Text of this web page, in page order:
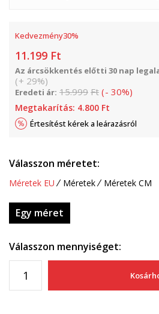
Kedvezmény30%
11.199 Ft
Az árcsökkentés előtti 30 nap
(+ 29%)
Eredeti ár: 15.999 Ft (- 30%)
Megtakarítás: 4.800 Ft
Értesítést kérek a leárazásról
Válasszon méretet:
Méretek EU Méretek Méretek CM
Egy méret
Válasszon mennyiséget: